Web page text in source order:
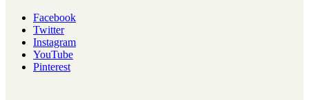
Facebook
Twitter
Instagram
YouTube
Pinterest